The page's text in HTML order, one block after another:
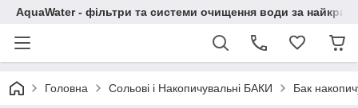
AquaWater - фільтри та системи очищення води за
Головна Сольові і Накопичувальні БАКИ Бак